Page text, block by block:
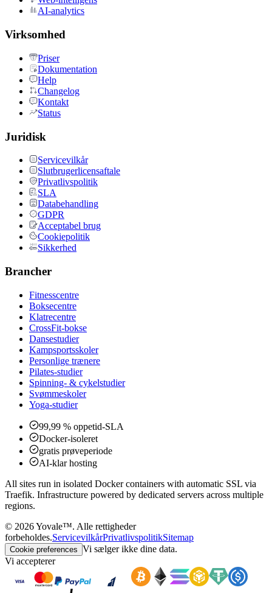
AI-analytics
Virksomhed
Priser
Dokumentation
Help
Changelog
Kontakt
Status
Juridisk
Servicevilkår
Slutbrugerlicensaftale
Privatlivspolitik
SLA
Databehandling
GDPR
Acceptabel brug
Cookiepolitik
Sikkerhed
Brancher
Fitnesscentre
Boksecentre
Klatrecentre
CrossFit-bokse
Dansestudier
Kampsportsskoler
Personlige trænere
Pilates-studier
Spinning- & cykelstudier
Svømmeskoler
Yoga-studier
99,99 % oppetid-SLA
Docker-isoleret
gratis prøveperiode
AI-klar hosting
All sites run in isolated Docker containers with automatic SSL via
Traefik. Infrastructure powered by dedicated servers across multiple
regions.
© 2026Yovale™. Alle rettigheder
forbeholdes.ServicevilkårPrivatlivspolitikSitemap
Cookie preferences Vi sælger ikke dine data.
Vi accepterer